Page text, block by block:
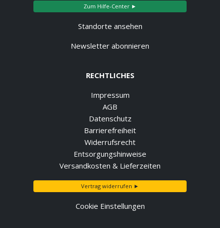
Zum Hilfe-Center ►
Standorte ansehen
Newsletter abonnieren
RECHTLICHES
Impressum
AGB
Datenschutz
Barrierefreiheit
Widerrufsrecht
Entsorgungshinweise
Versandkosten & Lieferzeiten
Vertrag widerrufen ►
Cookie Einstellungen